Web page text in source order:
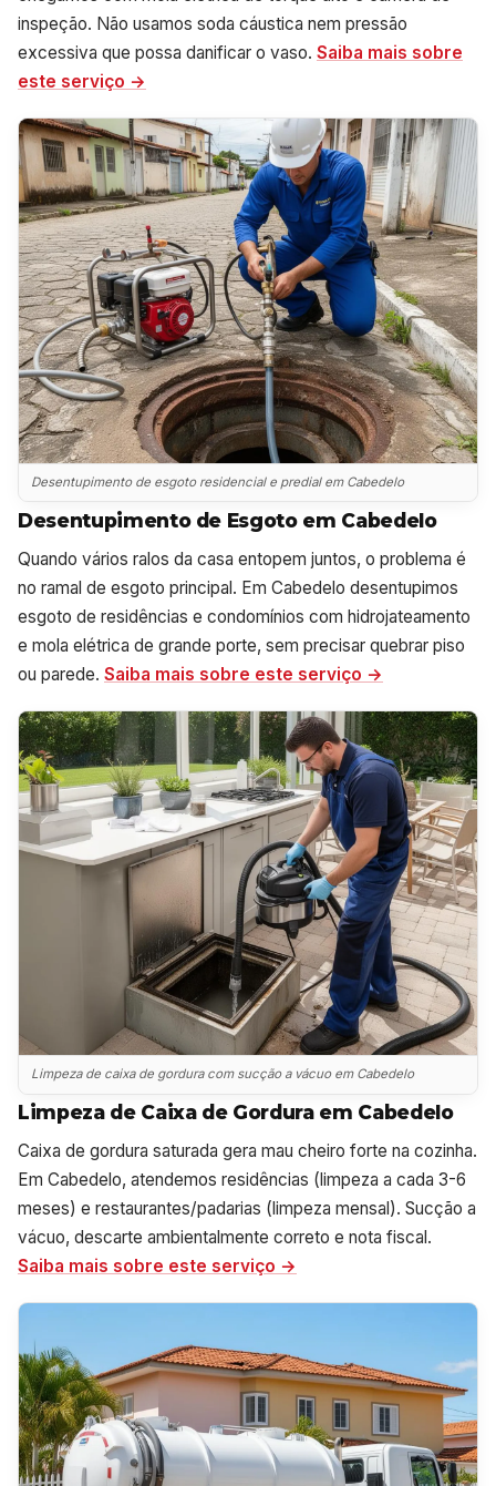
inspeção. Não usamos soda cáustica nem pressão
excessiva que possa danificar o vaso. Saiba mais sobre
este serviço →
Desentupimento de esgoto residencial e predial em Cabedelo
Desentupimento de Esgoto em Cabedelo
Quando vários ralos da casa entopem juntos, o problema é
no ramal de esgoto principal. Em Cabedelo desentupimos
esgoto de residências e condomínios com hidrojateamento
e mola elétrica de grande porte, sem precisar quebrar piso
ou parede. Saiba mais sobre este serviço →
Limpeza de caixa de gordura com sucção a vácuo em Cabedelo
Limpeza de Caixa de Gordura em Cabedelo
Caixa de gordura saturada gera mau cheiro forte na cozinha.
Em Cabedelo, atendemos residências (limpeza a cada 3-6
meses) e restaurantes/padarias (limpeza mensal). Sucção a
vácuo, descarte ambientalmente correto e nota fiscal.
Saiba mais sobre este serviço →